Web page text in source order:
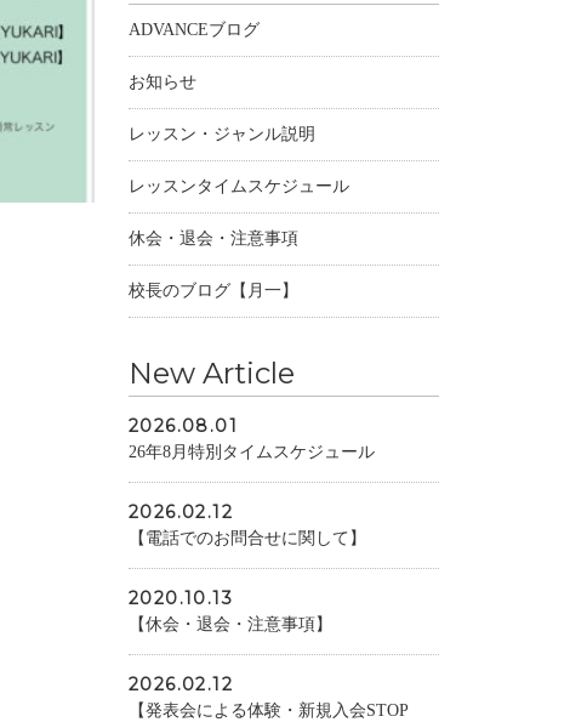
ADVANCEブログ
お知らせ
レッスン・ジャンル説明
レッスンタイムスケジュール
休会・退会・注意事項
校長のブログ【月一】
New Article
2026.08.01
26年8月特別タイムスケジュール
2026.02.12
【電話でのお問合せに関して】
2020.10.13
【休会・退会・注意事項】
2026.02.12
【発表会による体験・新規入会STOP